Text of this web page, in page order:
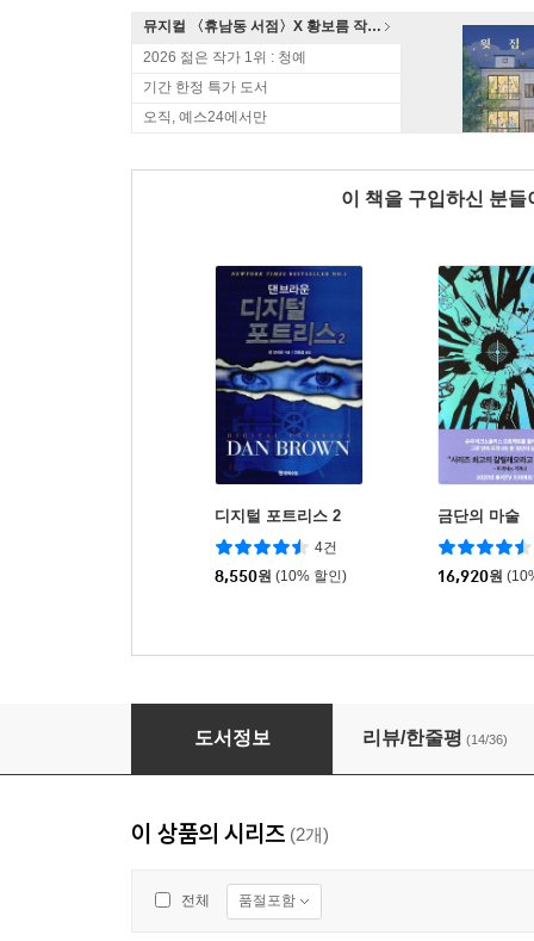
뮤지컬 〈휴남동 서점〉X 황보름 작가 북토크
2026 젊은 작가 1위 : 청예
기간 한정 특가 도서
오직, 예스24에서만
이 책을 구입하신 분
디지털 포트리스 2
4건
8,550원 (10% 할인)
금단의 마술
16,920원
다빈치 코드 1
도서정보 리뷰/한줄평 (14/36)
이 상품의 시리즈 (2개)
전체 품절포함